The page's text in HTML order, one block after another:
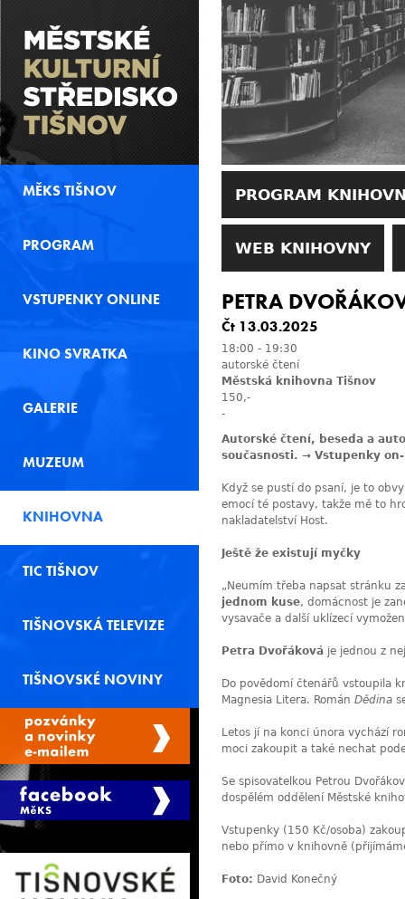
PROGRAM
WEB KNIHOVNY
PETRA
Čt 13.03.2025
18:00 - 19:30
autorské čtení
Městská knihovna Tišnov
150,-
-
Autorské čtení, beseda a
současnosti. → Vstupenky
Když se pus­tí do psaní, je to
emo­cí té posta­vy, tak­že mě to
nakladatelství Host.
Ještě že existují myčky
„Neu­mím tře­ba napsat strán­ku
jed­nom kuse, domác­nost je
vysa­va­če a dal­ší uklí­ze­cí
Petra Dvořáková je jednou z
Do povědomí čtenářů vstoupila
Magnesia Litera. Román Dědina
Letos jí na konci února vychází
moci zakoupit a také nechat
Se spisovatelkou Petrou
dospělém oddělení Městské
Vstupenky (150 Kč/osoba)
nebo přímo v knihovně
Foto: David Konečný
MĚKS TIŠNOV
PROGRAM
VSTUPENKY ONLINE
KINO SVRATKA
GALERIE
MUZEUM
KNIHOVNA
TIC TIŠNOV
TIŠNOVSKÁ TELEVIZE
TIŠNOVSKÉ NOVINY